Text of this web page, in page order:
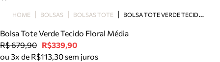
Bolsa
Tamanco
Tênis
Mule
HOME BOLSAS BOLSAS TOTE B
OLSA TOTE VERDE TECIDO FLORAL MÉDIA
Bolsa Tote Verde Tecido Floral Média
R$ 679,90 R$339,90
ou 3x de R$113,30 sem juros